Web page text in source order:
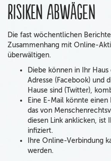
Risiken abwägen
Die fast wöchentlichen
Zusammenhang mit Online-
überwältigen.
Diebe können in Ihr
Adresse (Facebook) und
Hause sind (Twitter),
Eine E-Mail könnte einen
das von
diesen Link anklicken, ist
infiziert.
Ihre Online-Verbindung
werden.